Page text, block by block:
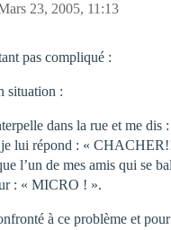
23, 2005, 11:13
pas compliqué :
situation :
dans la rue et me dis
lui répond : «
l’un de mes amis qui se
: « MICRO ! ».
à ce problème et